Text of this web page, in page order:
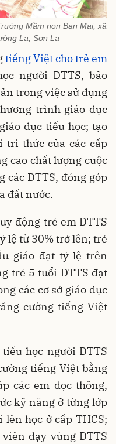
Mầm non Ban Mai, xã
La, Sơn La
tiếng Việt cho trẻ em
người DTTS, bảo
trong việc sử dụng
trình giáo dục
dục tiểu học; tạo
tri thức của các cấp
cao chất lượng cuộc
các DTTS, đóng góp
đất nước.
động trẻ em DTTS
lệ từ 30% trở lên; trẻ
giáo đạt tỷ lệ trên
trẻ 5 tuổi DTTS đạt
các cơ sở giáo dục
cường tiếng Việt
học người DTTS
tiếng Việt bằng
các em đọc thông,
kỹ năng ở từng lớp
học ở cấp THCS;
dạy vùng DTTS